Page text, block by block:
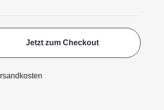
Jetzt zum Checkout